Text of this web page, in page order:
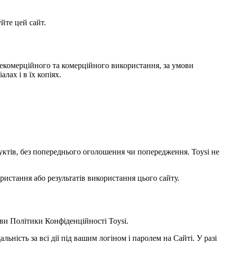
цей сайт.
та комерційного використання, за умови
і в їх копіях.
без попереднього оголошення чи попередження. Toysi не
або результатів використання цього сайту.
Політики Конфіденційності Toysi.
за всі дії під вашим логіном і паролем на Сайті. У разі